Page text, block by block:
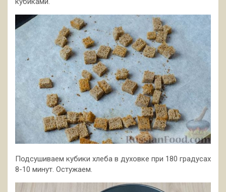
Подсушиваем кубики хлеба в духовке при 180 градусах
8-10 минут. Остужаем.